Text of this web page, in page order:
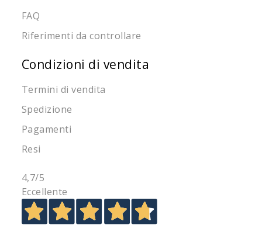
FAQ
Riferimenti da controllare
Condizioni di vendita
Termini di vendita
Spedizione
Pagamenti
Resi
4,7/5
Eccellente